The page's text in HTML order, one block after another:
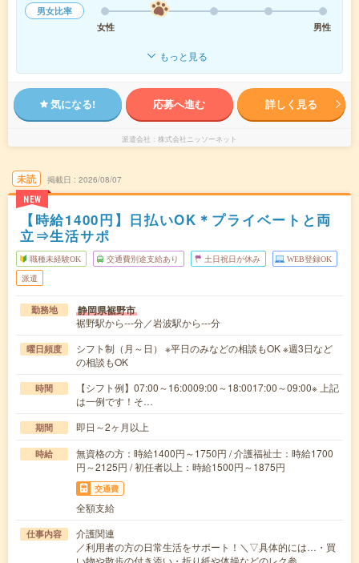
男女比率
女性
男性
もっと見る
気になる! 応募へ進む 詳しく見る
派遣会社 株式会社ニッソーネット
未読
NEW
掲載日 2026/08/07
【時給1400円】日払いOK＊プライベートと両
立⇒生活サポ
職種未経験OK 交通費別途支給あり 土日祝日が休み WEB登録OK
派遣
勤務地 静岡県裾野市
裾野駅から---分／岩波駅から---分
曜日頻度
シフト制（月～日） ※平日のみなどの相談もOK ※週3日など
の相談もOK
時間
【シフト例】07:00～16:0009:00～18:0017:00～09:00※ 上記
は一例です！そ…
期間 即日～2ヶ月以上
時給
無資格の方：時給1400円～1750円 / 介護福祉士：時給1700
円～2125円 / 初任者以上：時給1500円～1875円
交通費
全額支給
仕事内容
介護関連
／利用者の方の日常生活をサポート！＼▽具体的には…・買
い物や散歩の付き添い・折り紙や体操などのレク参…